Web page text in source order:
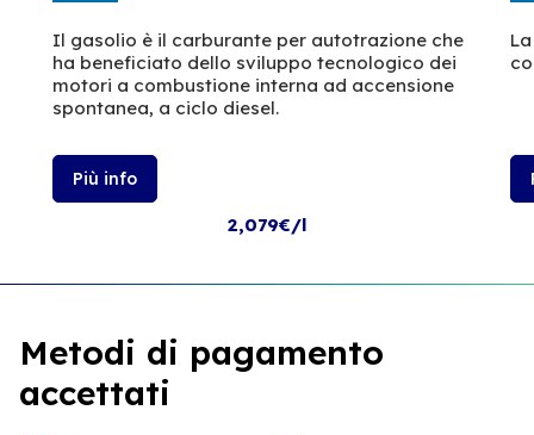
Il gasolio è il carburante per autotrazione che
ha beneficiato dello sviluppo tecnologico dei
motori a combustione interna ad accensione
spontanea, a ciclo diesel.
Più info
2,079€/l
Metodi di pagamento
accettati